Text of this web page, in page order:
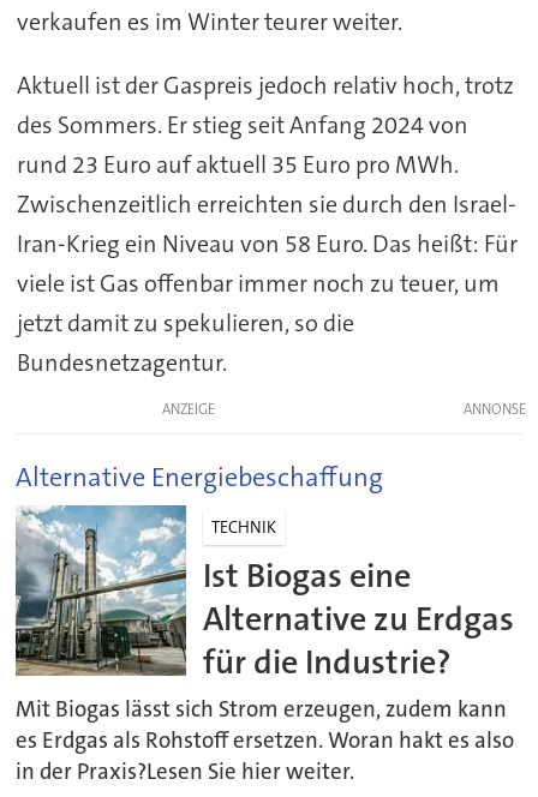
verkaufen es im Winter teurer weiter.
Aktuell ist der Gaspreis jedoch relativ hoch, trotz
des Sommers. Er stieg seit Anfang 2024 von
rund 23 Euro auf aktuell 35 Euro pro MWh.
Zwischenzeitlich erreichten sie durch den Israel-
Iran-Krieg ein Niveau von 58 Euro. Das heißt: Für
viele ist Gas offenbar immer noch zu teuer, um
jetzt damit zu spekulieren, so die
Bundesnetzagentur.
ANZEIGE
Alternative Energiebeschaffung
TECHNIK
Ist Biogas eine
Alternative zu Erdgas
für die Industrie?
Mit Biogas lässt sich Strom erzeugen, zudem kann
es Erdgas als Rohstoff ersetzen. Woran hakt es also
in der Praxis?Lesen Sie hier weiter.